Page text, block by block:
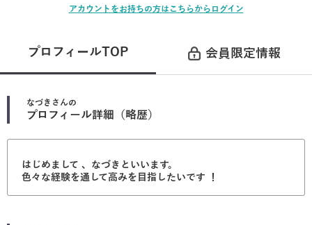
アカウントをお持ちの方はこちらからログイン
プロフィールTOP 会員限定情報
なづき さんの
プロフィール詳細（略歴）
はじめまして 、なづきといいます。
色々な経験を通して高みを目指したいです ！